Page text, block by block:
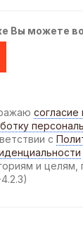
Вы можете
согласие
с
и целям,